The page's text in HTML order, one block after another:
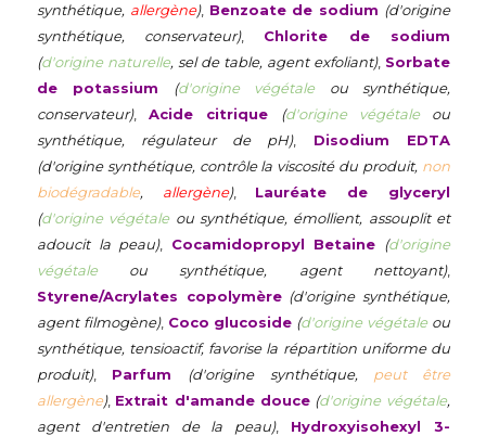
synthétique, allergène), Benzoate de sodium (d'origine
synthétique, conservateur), Chlorite de sodium
(d'origine naturelle, sel de table, agent exfoliant), Sorbate
de potassium (d'origine végétaleou synthétique,
conservateur),Acide citrique (d'origine végétaleou
synthétique, régulateur de pH),
Disodium EDTA
(d'origine synthétique, contrôle la viscosité du produit, non
biodégradable, allergène), Lauréate de glyceryl
(d'origine végétaleou synthétique, émollient, assouplit et
adoucit la peau), Cocamidopropyl Betaine (d'origine
végétaleou synthétique, agent nettoyant),
Styrene/Acrylates copolymère(d'origine synthétique,
agent filmogène), Coco glucoside (d'origine végétaleou
synthétique, tensioactif, favorise la répartition uniforme du
produit), Parfum (d'origine synthétique, peut être
allergène), Extrait d'amande douce (d'origine végétale,
agent d'entretien de la peau), Hydroxyisohexyl 3-